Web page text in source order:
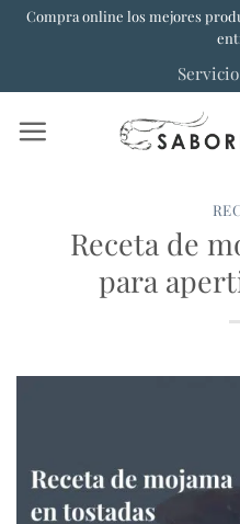
SaltarCompra online los mejores
Receta de
para